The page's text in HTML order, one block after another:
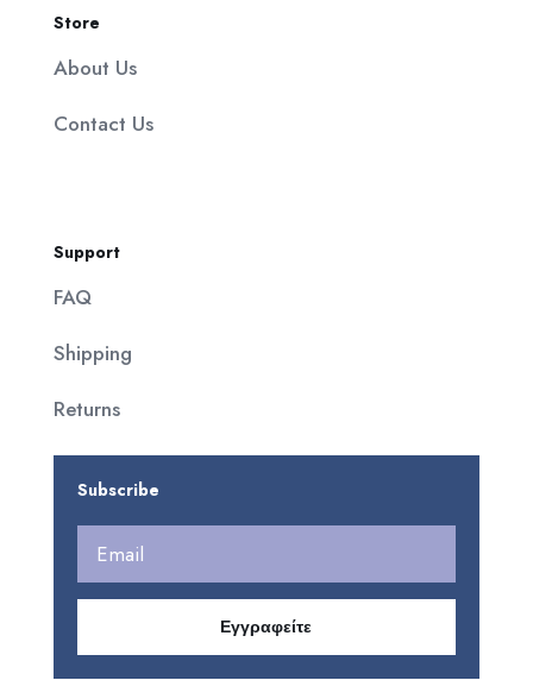
Store
About Us
Contact Us
Support
FAQ
Shipping
Returns
Subscribe
Εγγραφείτε